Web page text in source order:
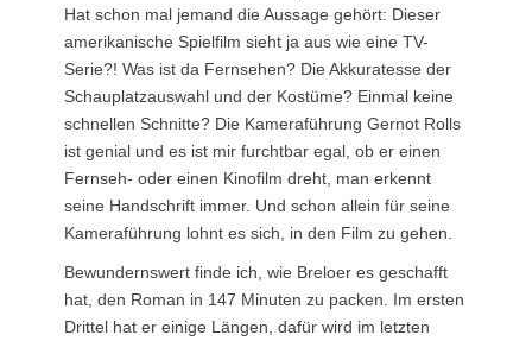
Hat schon mal jemand die Aussage gehört: Dieser
amerikanische Spielfilm sieht ja aus wie eine TV-
Serie?! Was ist da Fernsehen? Die Akkuratesse der
Schauplatzauswahl und der Kostüme? Einmal keine
schnellen Schnitte? Die Kameraführung Gernot Rolls
ist genial und es ist mir furchtbar egal, ob er einen
Fernseh- oder einen Kinofilm dreht, man erkennt
seine Handschrift immer. Und schon allein für seine
Kameraführung lohnt es sich, in den Film zu gehen.
Bewundernswert finde ich, wie Breloer es geschafft
hat, den Roman in 147 Minuten zu packen. Im ersten
Drittel hat er einige Längen, dafür wird im letzten